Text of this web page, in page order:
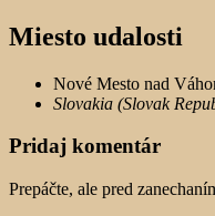
Miesto udalosti
Nové Mesto nad
Slovakia (Slovak
Pridaj komentár
Prepáčte, ale pred